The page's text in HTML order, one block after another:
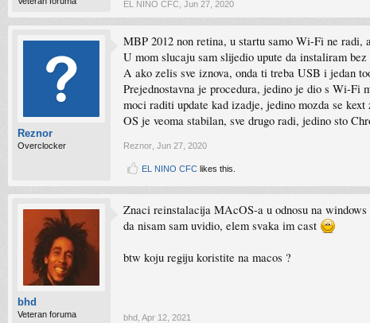
EL NINO CFC Jun 27, 2020
Reznor
Overclocker
MBP 2012 non retina, u startu samo Wi-Fi ne radi,
U mom slucaju sam slijedio upute da instaliram
A ako zelis sve iznova, onda ti treba USB i jedan
Prejednostavna je procedura, jedino je dio s Wi-Fi
moci raditi update kad izadje, jedino mozda se
OS je veoma stabilan, sve drugo radi, jedino sto
Reznor Jun 27, 2020
EL NINO CFC likes this.
bhd
Veteran foruma
Znaci reinstalacija MAcOS-a u odnosu na windows
da nisam sam uvidio, elem svaka im cast
btw koju regiju koristite na macos ?
bhd Apr 12, 2021